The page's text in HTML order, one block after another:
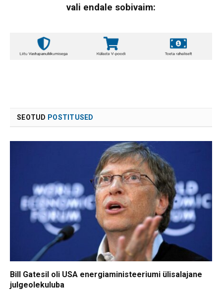
vali endale sobivaim:
SEOTUD POSTITUSED
Bill Gatesil oli USA energiaministeeriumi ülisalajane
julgeolekuluba